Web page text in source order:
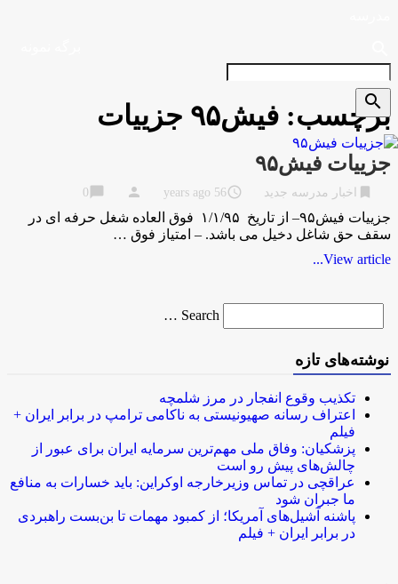
برچسب: فیش۹۵ جزییات
جزییات فیش۹۵
اخبار مدرسه جدید access_time
56 years ago
person
chat_bubble
جزییات فیش۹۵– از تاریخ ۱/۱/۹۵ فوق العاده شغل حرفه ای در
سقف حق شاغل دخیل می باشد. – امتیاز فوق …
View article...
for
Search …
search
نوشته‌های تازه
تکذیب وقوع انفجار در مرز شلمچه
اعتراف رسانه صهیونیستی به ناکامی ترامپ در برابر ایران +
فیلم
پزشکیان: وفاق ملی مهم‌ترین سرمایه ایران برای عبور از
چالش‌های پیش رو است
عراقچی در تماس وزیرخارجه اوکراین: باید خسارات به منافع
ما جبران شود
پاشنه آشیل‌های آمریکا؛ از کمبود مهمات تا بن‌بست راهبردی
در برابر ایران + فیلم